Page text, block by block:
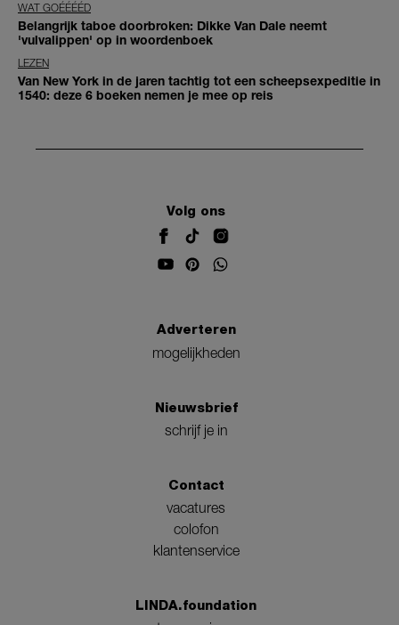
WAT GOÉÉÉÉD
Belangrijk taboe doorbroken: Dikke Van Dale neemt
'vulvalippen' op in woordenboek
LEZEN
Van New York in de jaren tachtig tot een scheepsexpeditie in
1540: deze 6 boeken nemen je mee op reis
Volg ons
Adverteren
mogelijkheden
Nieuwsbrief
schrijf je in
Contact
vacatures
colofon
klantenservice
LINDA.foundation